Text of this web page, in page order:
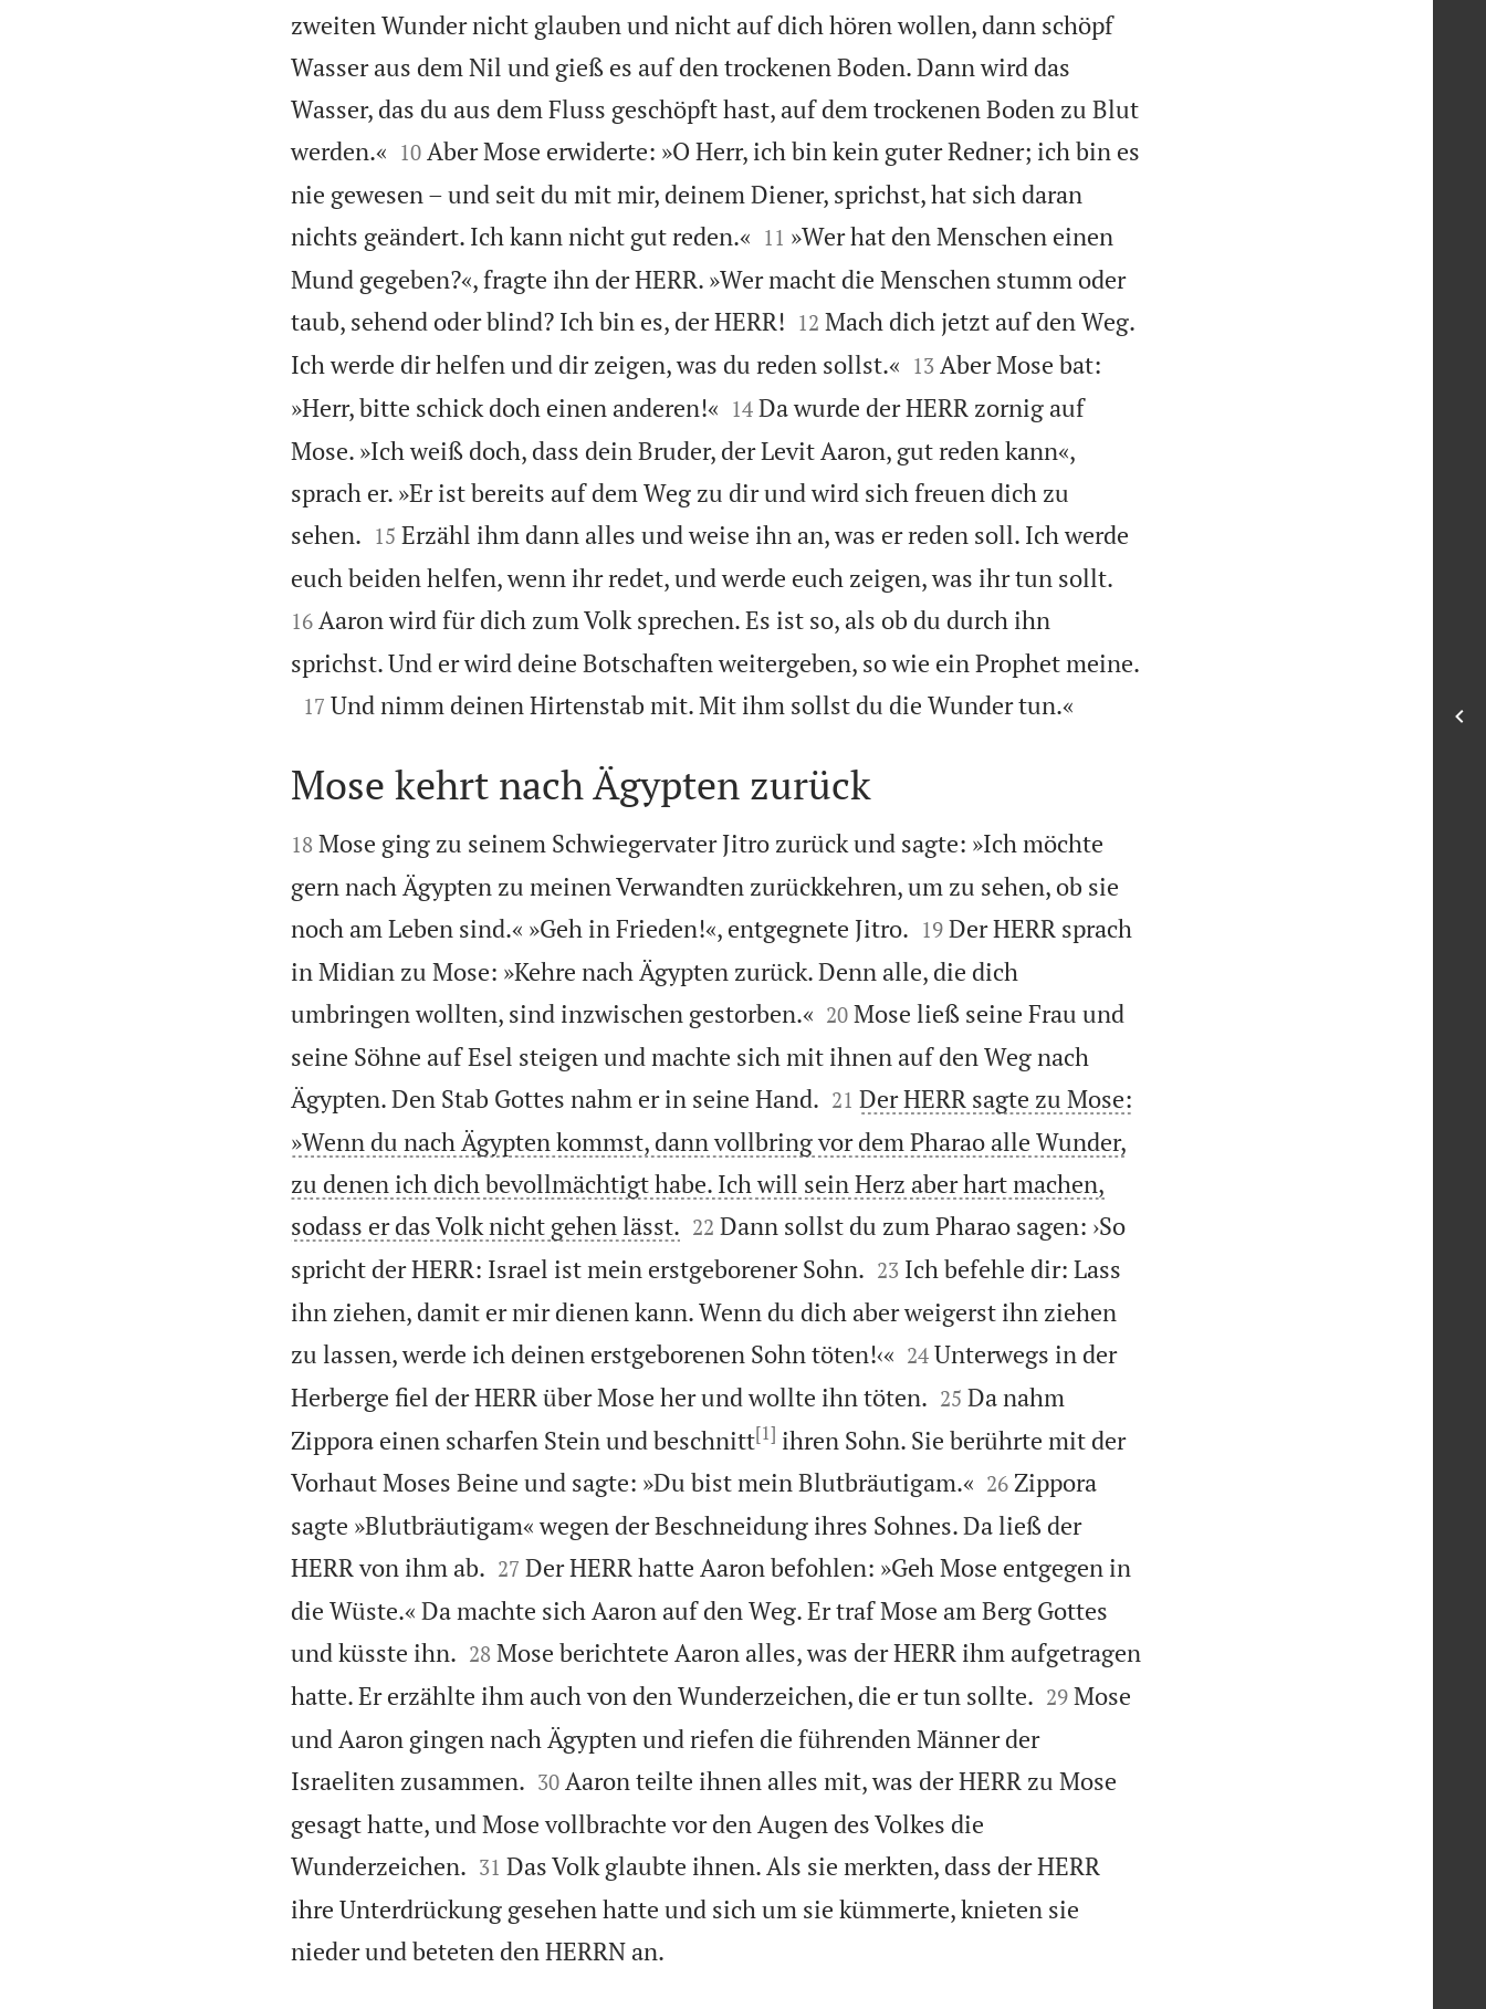
zweiten Wunder nicht glauben und nicht auf dich hören wollen, dann schöpf
Wasser aus dem Nil und gieß es auf den trockenen Boden. Dann wird das
Wasser, das du aus dem Fluss geschöpft hast, auf dem trockenen Boden zu Blut
werden.«
10 Aber Mose erwiderte: »O Herr, ich bin kein guter Redner; ich bin es
nie gewesen – und seit du mit mir, deinem Diener, sprichst, hat sich daran
nichts geändert. Ich kann nicht gut reden.«
11 »Wer hat den Menschen einen
Mund gegeben?«, fragte ihn der HERR. »Wer macht die Menschen stumm oder
taub, sehend oder blind? Ich bin es, der HERR!
12 Mach dich jetzt auf den Weg.
Ich werde dir helfen und dir zeigen, was du reden sollst.«
13 Aber Mose bat:
»Herr, bitte schick doch einen anderen!«
14 Da wurde der HERR zornig auf
Mose. »Ich weiß doch, dass dein Bruder, der Levit Aaron, gut reden kann«,
sprach er. »Er ist bereits auf dem Weg zu dir und wird sich freuen dich zu
sehen.
15 Erzähl ihm dann alles und weise ihn an, was er reden soll. Ich werde
euch beiden helfen, wenn ihr redet, und werde euch zeigen, was ihr tun sollt.
16 Aaron wird für dich zum Volk sprechen. Es ist so, als ob du durch ihn
sprichst. Und er wird deine Botschaften weitergeben, so wie ein Prophet meine.

17 Und nimm deinen Hirtenstab mit. Mit ihm sollst du die Wunder tun.«

Mose kehrt nach Ägypten zurück

18 Mose ging zu seinem Schwiegervater Jitro zurück und sagte: »Ich möchte
gern nach Ägypten zu meinen Verwandten zurückkehren, um zu sehen, ob sie
noch am Leben sind.« »Geh in Frieden!«, entgegnete Jitro.
19 Der HERR sprach
in Midian zu Mose: »Kehre nach Ägypten zurück. Denn alle, die dich
umbringen wollten, sind inzwischen gestorben.«
20 Mose ließ seine Frau und
seine Söhne auf Esel steigen und machte sich mit ihnen auf den Weg nach
Ägypten. Den Stab Gottes nahm er in seine Hand.
21 Der HERR sagte zu Mose:
»Wenn du nach Ägypten kommst, dann vollbring vor dem Pharao alle Wunder,
zu denen ich dich bevollmächtigt habe. Ich will sein Herz aber hart machen,
sodass er das Volk nicht gehen lässt.
22 Dann sollst du zum Pharao sagen: ›So
spricht der HERR: Israel ist mein erstgeborener Sohn.
23 Ich befehle dir: Lass
ihn ziehen, damit er mir dienen kann. Wenn du dich aber weigerst ihn ziehen
zu lassen, werde ich deinen erstgeborenen Sohn töten!‹«
24 Unterwegs in der
Herberge fiel der HERR über Mose her und wollte ihn töten.
25 Da nahm
Zippora einen scharfen Stein und beschnitt[1] ihren Sohn. Sie berührte mit der
Vorhaut Moses Beine und sagte: »Du bist mein Blutbräutigam.«
26 Zippora
sagte »Blutbräutigam« wegen der Beschneidung ihres Sohnes. Da ließ der
HERR von ihm ab.
27 Der HERR hatte Aaron befohlen: »Geh Mose entgegen in
die Wüste.« Da machte sich Aaron auf den Weg. Er traf Mose am Berg Gottes
und küsste ihn.
28 Mose berichtete Aaron alles, was der HERR ihm aufgetragen
hatte. Er erzählte ihm auch von den Wunderzeichen, die er tun sollte.
29 Mose
und Aaron gingen nach Ägypten und riefen die führenden Männer der
Israeliten zusammen.
30 Aaron teilte ihnen alles mit, was der HERR zu Mose
gesagt hatte, und Mose vollbrachte vor den Augen des Volkes die
Wunderzeichen.
31 Das Volk glaubte ihnen. Als sie merkten, dass der HERR
ihre Unterdrückung gesehen hatte und sich um sie kümmerte, knieten sie
nieder und beteten den HERRN an.